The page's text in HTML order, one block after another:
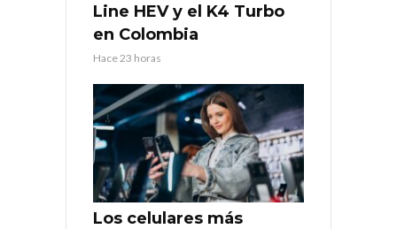
Line HEV y el K4 Turbo
en Colombia
Hace 23 horas
Los celulares más